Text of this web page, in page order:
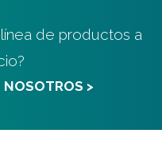
de productos a
>